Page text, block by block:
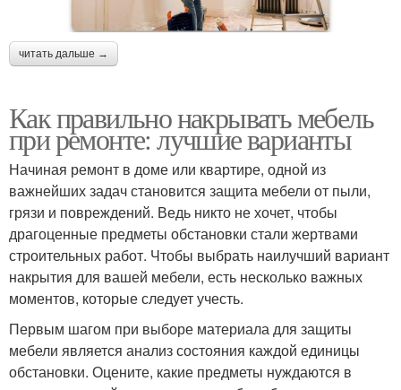
читать дальше →
Как правильно накрывать мебель
при ремонте: лучшие варианты
Начиная ремонт в доме или квартире, одной из
важнейших задач становится защита мебели от пыли,
грязи и повреждений. Ведь никто не хочет, чтобы
драгоценные предметы обстановки стали жертвами
строительных работ. Чтобы выбрать наилучший вариант
накрытия для вашей мебели, есть несколько важных
моментов, которые следует учесть.
Первым шагом при выборе материала для защиты
мебели является анализ состояния каждой единицы
обстановки. Оцените, какие предметы нуждаются в